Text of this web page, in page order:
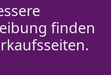
finden